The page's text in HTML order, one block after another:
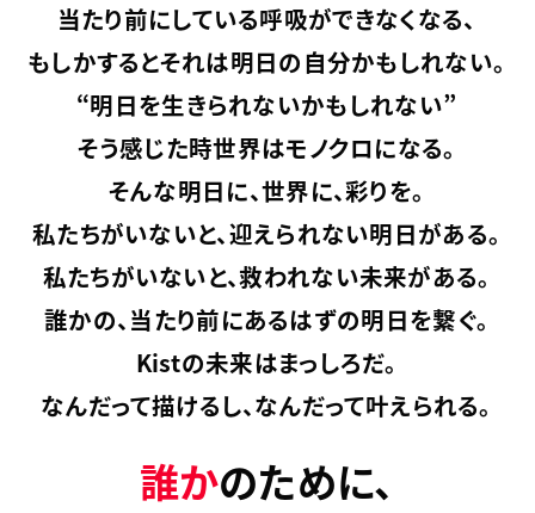
当たり前にしている呼吸ができなくなる、
もしかするとそれは明日の自分かもしれない。
“明日を生きられないかもしれない”
そう感じた時世界はモノクロになる。
そんな明日に、世界に、彩りを。
私たちがいないと、迎えられない明日がある。
私たちがいないと、救われない未来がある。
誰かの、当たり前にあるはずの明日を繋ぐ。
Kistの未来はまっしろだ。
なんだって描けるし、なんだって叶えられる。
誰かのために、